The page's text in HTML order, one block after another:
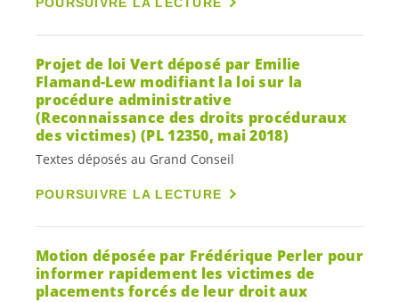
Projet de loi Vert déposé par Emilie
Flamand-Lew modifiant la loi sur la
procédure administrative
(Reconnaissance des droits procéduraux
des victimes) (PL 12350, mai 2018)
Textes déposés au Grand Conseil
POURSUIVRE LA LECTURE
Motion déposée par Frédérique Perler pour
informer rapidement les victimes de
placements forcés de leur droit aux